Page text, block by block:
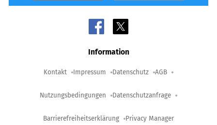
Information
Kontakt Impressum Datenschutz AGB
Nutzungsbedingungen Datenschutzanfrage
Barrierefreiheitserklärung Privacy Manager